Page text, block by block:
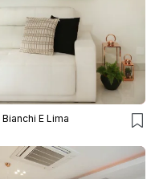
Bianchi E Lima